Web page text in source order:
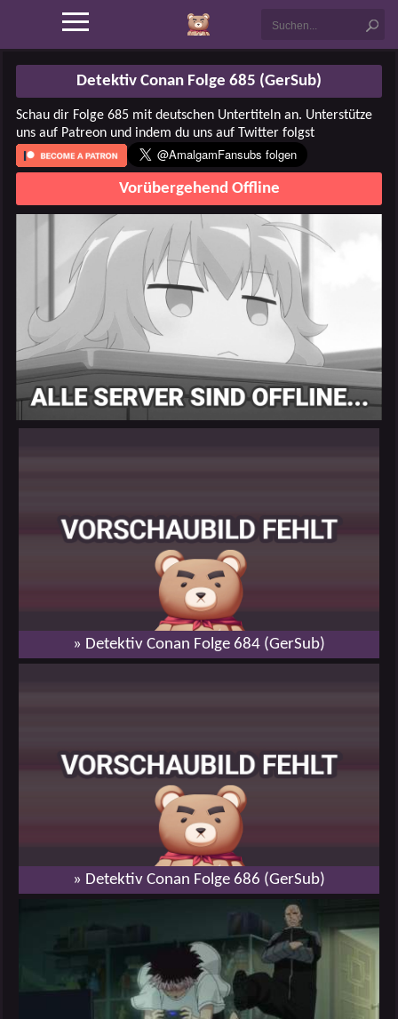
Detektiv Conan Folge 685 (GerSub)
Schau dir Folge 685 mit deutschen Untertiteln an. Unterstütze
uns auf Patreon und indem du uns auf Twitter folgst
Vorübergehend Offline
» Detektiv Conan Folge 684 (GerSub)
» Detektiv Conan Folge 686 (GerSub)